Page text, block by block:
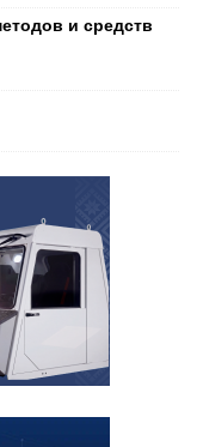
и средств